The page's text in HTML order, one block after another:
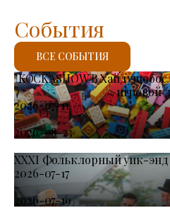
KOCKASHOW В
игровой
2026-07-11
-
2026-08-23
XXXI Фольклорный уик-энд
2026-07-17
-
2026-07-19
События
ВСЕ СОБЫТИЯ